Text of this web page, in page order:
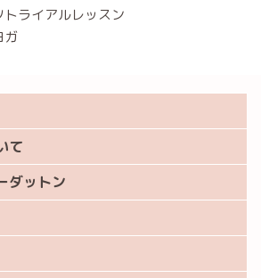
ライアルレッスン
ガ
て
ダットン